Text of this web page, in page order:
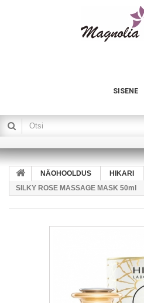
SISENE
NÄOHOOLDUS HIKARI
SILKY ROSE MASSAGE MASK 50ml